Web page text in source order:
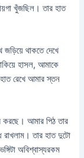
খুঁজছিল। তার হাত
জড়িয়ে থাকতে দেখে
হাসল, আমাকে
রেখে আমার স্তন
করছে। আমার পিঠ তার
রাখলাম। তার হাত দুটো
অবিশ্বাস্যরকম